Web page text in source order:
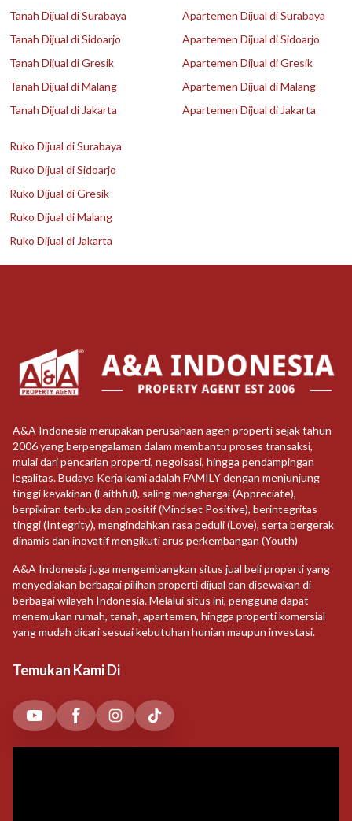
Tanah Dijual di Surabaya
Tanah Dijual di Sidoarjo
Tanah Dijual di Gresik
Tanah Dijual di Malang
Tanah Dijual di Jakarta
Apartemen Dijual di Surabaya
Apartemen Dijual di Sidoarjo
Apartemen Dijual di Gresik
Apartemen Dijual di Malang
Apartemen Dijual di Jakarta
Ruko Dijual di Surabaya
Ruko Dijual di Sidoarjo
Ruko Dijual di Gresik
Ruko Dijual di Malang
Ruko Dijual di Jakarta
A&A Indonesia merupakan perusahaan agen properti sejak tahun
2006 yang berpengalaman dalam membantu proses transaksi,
mulai dari pencarian properti, negoisasi, hingga pendampingan
legalitas. Budaya Kerja kami adalah FAMILY dengan menjunjung
tinggi keyakinan (Faithful), saling menghargai (Appreciate),
berpikiran terbuka dan positif (Mindset Positive), berintegritas
tinggi (Integrity), mengindahkan rasa peduli (Love), serta bergerak
dinamis dan inovatif mengikuti arus perkembangan (Youth)
A&A Indonesia juga mengembangkan situs jual beli properti yang
menyediakan berbagai pilihan properti dijual dan disewakan di
berbagai wilayah Indonesia. Melalui situs ini, pengguna dapat
menemukan rumah, tanah, apartemen, hingga properti komersial
yang mudah dicari sesuai kebutuhan hunian maupun investasi.
Temukan Kami Di